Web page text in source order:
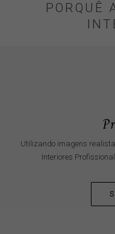
PORQUÊ
Utilizando imagens
Interiores